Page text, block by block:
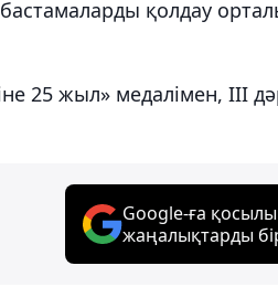
қолдау
25 жыл» медалімен, ІІІ
Google-ға
жаңалықтарды